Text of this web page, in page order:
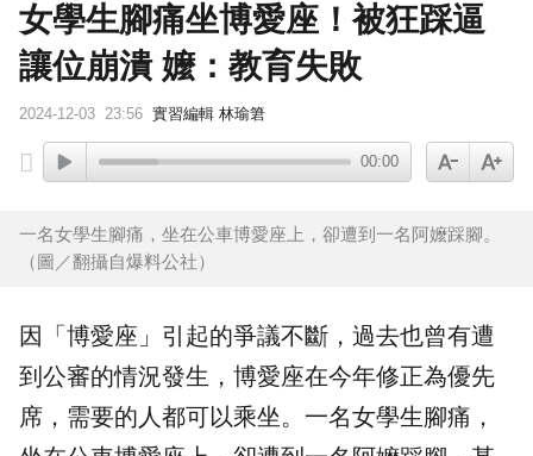
女學生腳痛坐博愛座！被狂踩逼
讓位崩潰 嬤：教育失敗
2024-12-03 23:56 實習編輯 林瑜䇹
00:00
一名女學生腳痛，坐在公車博愛座上，卻遭到一名阿嬤踩腳。
（圖／翻攝自爆料公社）
因「 博愛座 」引起的爭議不斷，過去也曾有遭
到公審的情況發生，博愛座在今年修正為優先
席 ，需要的人都可以乘坐。一名女學生腳痛 ，